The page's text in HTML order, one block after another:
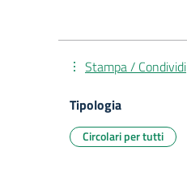
Stampa / Condividi
Tipologia
Circolari per tutti